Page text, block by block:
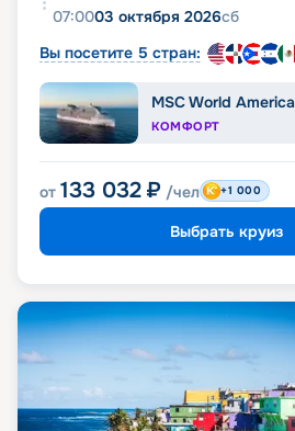
07:0003 октября 2026сб
Вы посетите 5 стран:
MSC World America
КОМФОРТ
от 133 032 ₽ /чел +1 000
Выбрать круиз